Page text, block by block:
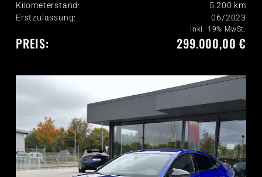
Kilometerstand:
5.200 km
Erstzulassung:
06/2023
PREIS:
inkl. 19% MwSt.
299.000,00 €